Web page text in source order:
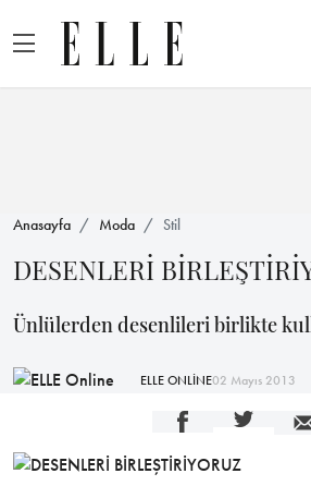
Anasayfa Moda Stil
DESENLERİ
Ünlülerden desenlileri birlikte
ELLE ONLİNE02 Mayıs 2013